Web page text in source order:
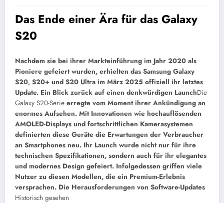
Das Ende einer Ära für das Galaxy
S20
Nachdem sie bei ihrer Markteinführung im Jahr 2020 als
Pioniere gefeiert wurden, erhielten das Samsung Galaxy
S20, S20+ und S20 Ultra im März 2025 offiziell ihr letztes
Update. Ein Blick zurück auf einen denkwürdigen LaunchDie
Galaxy S20-Serie erregte vom Moment ihrer Ankündigung an
enormes Aufsehen. Mit Innovationen wie hochauflösenden
AMOLED-Displays und fortschrittlichen Kamerasystemen
definierten diese Geräte die Erwartungen der Verbraucher
an Smartphones neu. Ihr Launch wurde nicht nur für ihre
technischen Spezifikationen, sondern auch für ihr elegantes
und modernes Design gefeiert. Infolgedessen griffen viele
Nutzer zu diesen Modellen, die ein Premium-Erlebnis
versprachen. Die Herausforderungen von Software-Updates
Historisch gesehen